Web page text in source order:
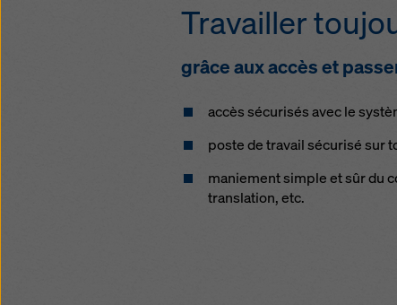
Travailler
grâce aux accès et
accès sécurisés avec le
poste de travail sécurisé sur
maniement simple et sûr du
translation, etc.